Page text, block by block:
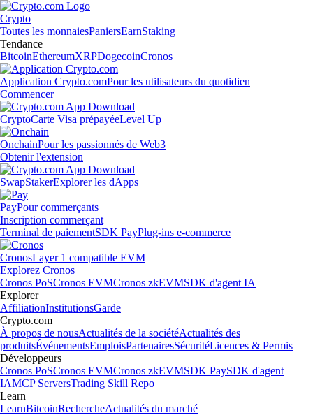
Crypto
Toutes les monnaiesPaniersEarnStaking
Tendance
BitcoinEthereumXRPDogecoinCronos
Application Crypto.comPour les utilisateurs du quotidien
Commencer
CryptoCarte Visa prépayéeLevel Up
OnchainPour les passionnés de Web3
Obtenir l'extension
SwapStakerExplorer les dApps
PayPour commerçants
Inscription commerçant
Terminal de paiementSDK PayPlug-ins e-commerce
CronosLayer 1 compatible EVM
Explorez Cronos
Cronos PoSCronos EVMCronos zkEVMSDK d'agent IA
Explorer
AffiliationInstitutionsGarde
Crypto.com
À propos de nousActualités de la sociétéActualités des
produitsÉvénementsEmploisPartenairesSécuritéLicences & Permis
Développeurs
Cronos PoSCronos EVMCronos zkEVMSDK PaySDK d'agent
IAMCP ServersTrading Skill Repo
Learn
LearnBitcoinRechercheActualités du marché